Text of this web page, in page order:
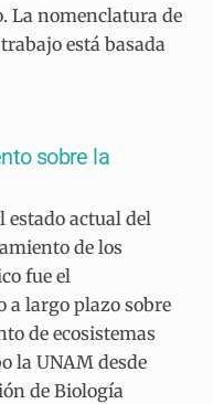
La nomenclatura de
está basada
sobre la
estado actual del
de los
fue el
a largo plazo sobre
de ecosistemas
la UNAM desde
de Biología